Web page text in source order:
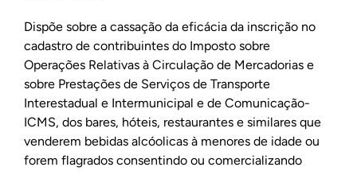
Dispõe sobre a cassação da eficácia da inscrição no
cadastro de contribuintes do Imposto sobre
Operações Relativas à Circulação de Mercadorias e
sobre Prestações de Serviços de Transporte
Interestadual e Intermunicipal e de Comunicação-
ICMS, dos bares, hóteis, restaurantes e similares que
venderem bebidas alcóolicas à menores de idade ou
forem flagrados consentindo ou comercializando